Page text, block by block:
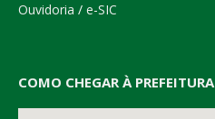
Ouvidoria / e-SIC
COMO CHEGAR À PREFEITURA